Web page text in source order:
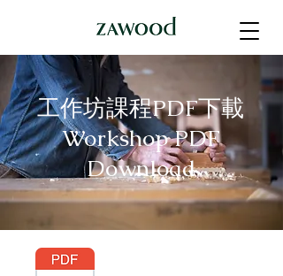
工作坊課程PDF下載
Workshop PDF
Download